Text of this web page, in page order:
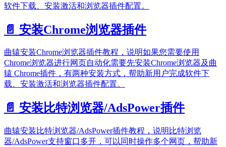
软件下载、安装激活和浏览器插件配置。
📄️ 安装Chrome浏览器插件
曲辕安装Chrome浏览器插件教程，说明如果您需要使用
Chrome浏览器进行网页自动化需要先安装Chrome浏览器及曲
辕 Chrome插件，有两种安装方式，帮助新用户完成软件下
载、安装激活和浏览器插件配置。
📄️ 安装比特浏览器/AdsPower插件
曲辕安装比特浏览器/AdsPower插件教程，说明比特浏览
器/AdsPower支持窗口多开，可以同时操作多个网页，帮助新